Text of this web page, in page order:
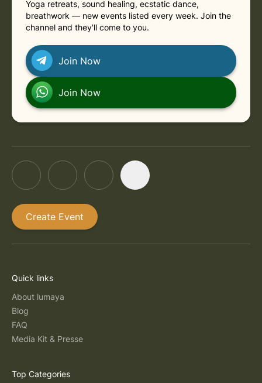
Monday, October 12, 2026 at 7:30 PMin Leipzig
Monday, November 9, 2026 at 6:30 PM in Leipzig
Yoga retreats, sound healing, ecstatic dance,
breathwork — new events listed every week. Join the
channel and they'll come to you.
Join Now
Join Now
Create Event
Quick links
About lumaya
Blog
FAQ
Media Kit & Presse
Top Categories